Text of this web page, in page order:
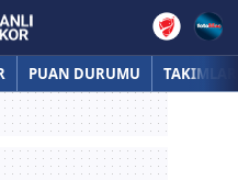
PUAN DURUMU TAKIMLAR